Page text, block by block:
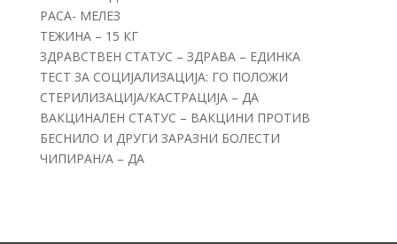
РАСА- МЕЛЕЗ
ТЕЖИНА – 15 КГ
ЗДРАВСТВЕН СТАТУС – ЗДРАВА – ЕДИНКА
ТЕСТ ЗА СОЦИЈАЛИЗАЦИЈА: ГО ПОЛОЖИ
СТЕРИЛИЗАЦИЈА/КАСТРАЦИЈА – ДА
ВАКЦИНАЛЕН СТАТУС – ВАКЦИНИ ПРОТИВ
БЕСНИЛО И ДРУГИ ЗАРАЗНИ БОЛЕСТИ
ЧИПИРАН/А – ДА